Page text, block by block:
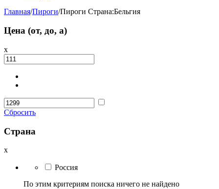
Главная/Пироги/Пироги Страна:Бельгия
Цена (от, до, a)
x
Сбросить
Страна
x
Россия
По этим критериям поиска ничего не найдено